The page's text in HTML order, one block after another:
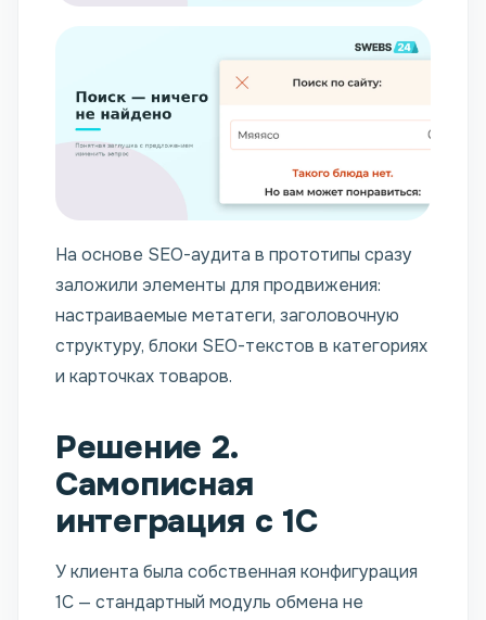
На основе SEO-аудита в прототипы сразу
заложили элементы для продвижения:
настраиваемые метатеги, заголовочную
структуру, блоки SEO-текстов в категориях
и карточках товаров.
Решение 2.
Самописная
интеграция с 1С
У клиента была собственная конфигурация
1С — стандартный модуль обмена не